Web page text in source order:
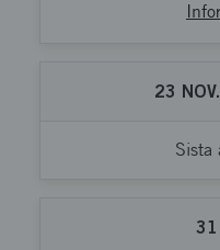
23 NOV.
Sista
31